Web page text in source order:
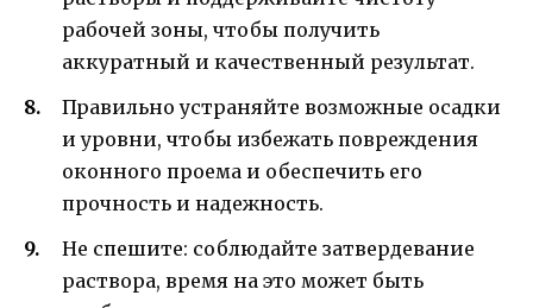
рабочей зоны, чтобы получить
аккуратный и качественный результат.
Правильно устраняйте возможные осадки
и уровни, чтобы избежать повреждения
оконного проема и обеспечить его
прочность и надежность.
Не спешите: соблюдайте затвердевание
раствора, время на это может быть